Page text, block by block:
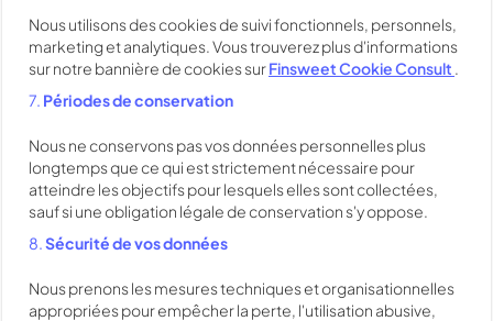
Nous utilisons des cookies de suivi fonctionnels, personnels,
marketing et analytiques. Vous trouverez plus d'informations
sur notre bannière de cookies surFinsweet Cookie Consult .
7. Périodes de conservation
Nous ne conservons pas vos données personnelles plus
longtemps que ce qui est strictement nécessaire pour
atteindre les objectifs pour lesquels elles sont collectées,
sauf si une obligation légale de conservation s'y oppose.
8.Sécurité de vos données
Nous prenons les mesures techniques et organisationnelles
appropriées pour empêcher la perte, l'utilisation abusive,